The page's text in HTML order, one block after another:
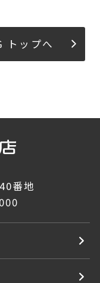
トップへ
番地